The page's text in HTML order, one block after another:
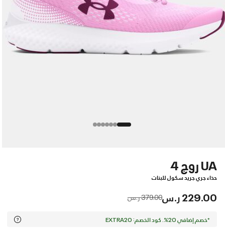
UA روج 4
حذاء جري جريد سكول للبنات
229.00 ر.س Price reduced from
379.00 ر.س to
*خصم إضافي 20%. كود الخصم: EXTRA20